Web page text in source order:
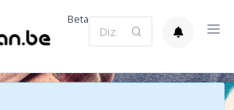
Beta